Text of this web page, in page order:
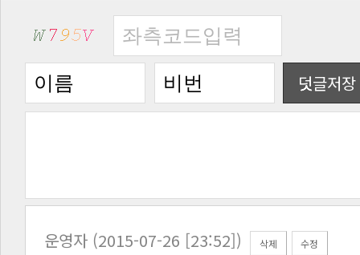
덧글저장
운영자 (2015-07-26 [23:52]) 삭제 수정